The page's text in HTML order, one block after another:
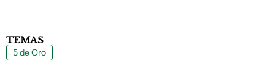
TEMAS
5 de Oro